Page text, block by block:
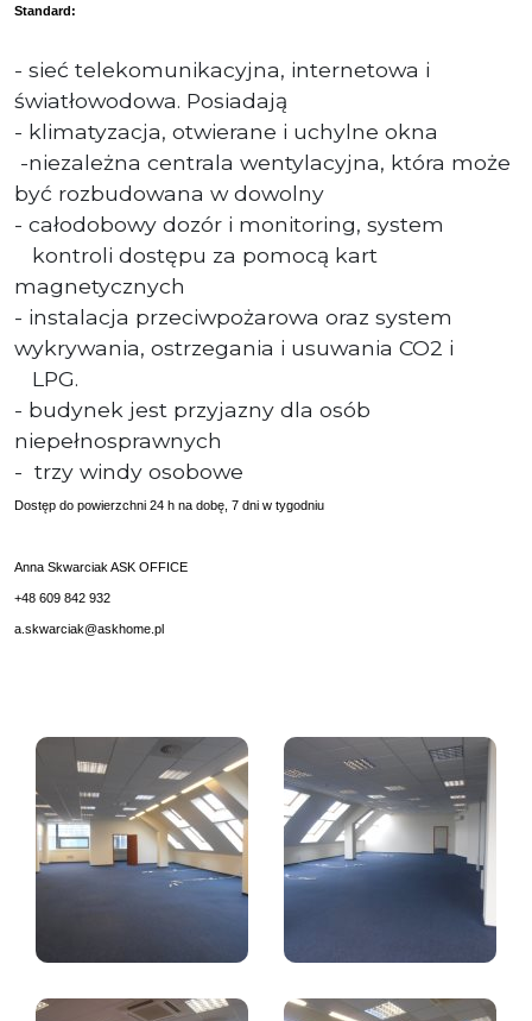
Standard:
- sieć telekomunikacyjna, internetowa i
światłowodowa. Posiadają
- klimatyzacja, otwierane i uchylne okna
-niezależna centrala wentylacyjna, która może
być rozbudowana w dowolny
- całodobowy dozór i monitoring, system
kontroli dostępu za pomocą kart
magnetycznych
- instalacja przeciwpożarowa oraz system
wykrywania, ostrzegania i usuwania CO2 i
LPG.
- budynek jest przyjazny dla osób
niepełnosprawnych
- trzy windy osobowe
Dostęp do powierzchni 24 h na dobę, 7 dni w tygodniu
Anna Skwarciak ASK OFFICE
+48 609 842 932
a.skwarciak@askhome.pl